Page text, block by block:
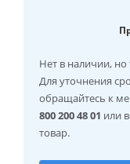
Нет в наличии, но
Для уточнения
обращайтесь к
800 200 48 01 или
товар.